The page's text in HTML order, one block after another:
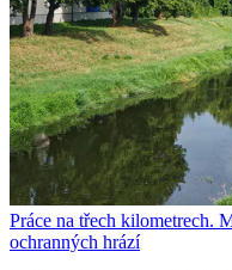
Práce na třech kilometrech.
ochranných hrází